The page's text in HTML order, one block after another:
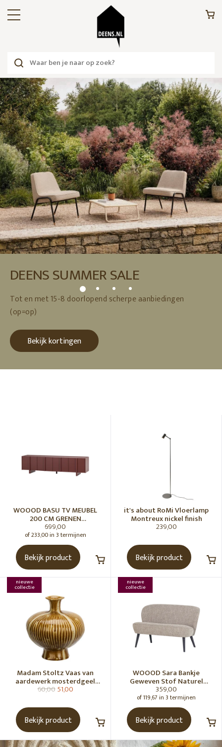
DEENS SUMMER SALE
Tot en met 15-8 doorlopend scherpe aanbiedingen
(op=op)
Bekijk kortingen
WOOOD BASU TV MEUBEL
200 CM GRENEN
BORDEAUXROOD [fsc]
699,00
of 233,00 in 3 termijnen
Bekijk product
it's about RoMi Vloerlamp
Montreux nickel finish
239,00
Bekijk product
nieuwe
collectie
Madam Stoltz Vaas van
aardewerk mosterdgeel
naturel
60,0051,00
Bekijk product
nieuwe
collectie
WOOOD Sara Bankje
Geweven Stof Naturel
Melange [Fsc]
359,00
of 119,67 in 3 termijnen
Bekijk product